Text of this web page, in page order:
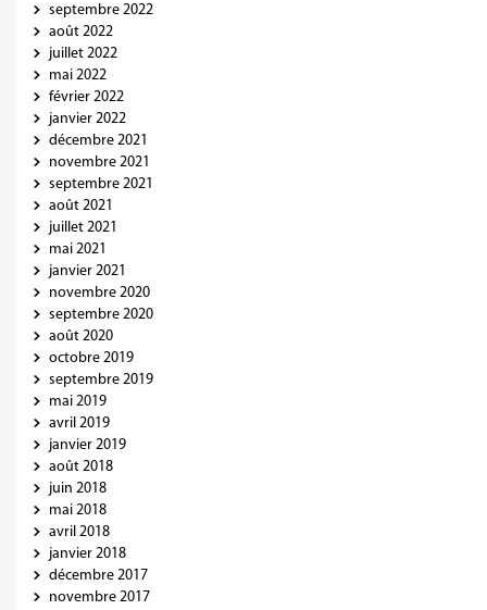
septembre 2022
août 2022
juillet 2022
mai 2022
février 2022
janvier 2022
décembre 2021
novembre 2021
septembre 2021
août 2021
juillet 2021
mai 2021
janvier 2021
novembre 2020
septembre 2020
août 2020
octobre 2019
septembre 2019
mai 2019
avril 2019
janvier 2019
août 2018
juin 2018
mai 2018
avril 2018
janvier 2018
décembre 2017
novembre 2017